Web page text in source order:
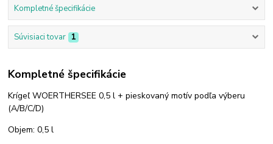
Kompletné špecifikácie
Súvisiaci tovar 1
Kompletné špecifikácie
Krígeľ WOERTHERSEE 0,5 l + pieskovaný motív podľa výberu
(A/B/C/D)
Objem: 0,5 l